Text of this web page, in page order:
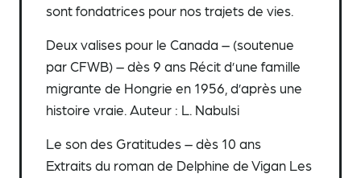
sont fondatrices pour nos trajets de vies.
Deux valises pour le Canada – (soutenue
par CFWB) – dès 9 ans Récit d’une famille
migrante de Hongrie en 1956, d’après une
histoire vraie. Auteur : L. Nabulsi
Le son des Gratitudes – dès 10 ans
Extraits du roman de Delphine de Vigan Les